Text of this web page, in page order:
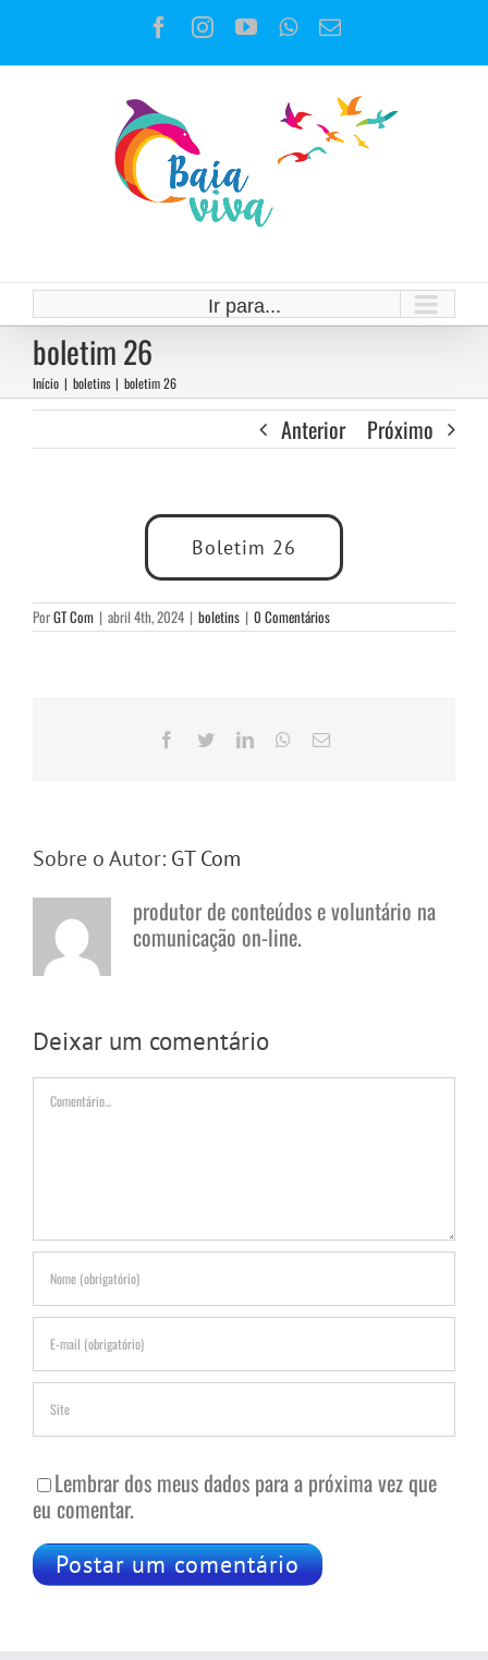
o
Facebook
Instagram
YouTubeWhatsApp
E-
Ir para...
boletim 26
Início | boletins | boletim 26
Anterior Próximo
Boletim 26
PorGT Com | abril 4th, 2024 | boletins | 0 Comentários
Facebook
TwitterLinkedInWhatsApp
E-
Sobre o Autor: GT Com
produtor de conteúdos e voluntário na
comunicação on-line.
Deixar um comentário
Comentário
Lembrar dos meus dados para a próxima vez que
eu comentar.